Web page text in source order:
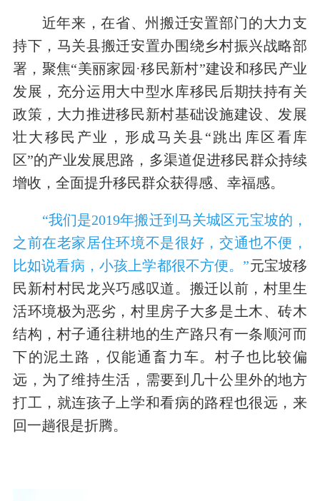
近年来，在省、州搬迁安置部门的大力支
持下，马关县搬迁安置办围绕乡村振兴战略部
署，聚焦“美丽家园·移民新村”建设和移民产业
发展，充分运用大中型水库移民后期扶持有关
政策，大力推进移民新村基础设施建设、发展
壮大移民产业，形成马关县“跳出库区看库
区”的产业发展思路，多渠道促进移民群众持续
增收，全面提升移民群众获得感、幸福感。
“我们是2019年搬迁到马关城区元宝坡的，
之前在老家居住环境不是很好，交通也不便，
比如说看病，小孩上学都很不方便。”元宝坡移
民新村村民龙兴巧感叹道。搬迁以前，村里生
活环境极为恶劣，村里房子大多是土木、砖木
结构，村子通往耕地的生产路只有一条顺河而
下的泥土路，仅能通畜力车。村子也比较偏
远，为了维持生活，需要到几十公里外的地方
打工，就连孩子上学和看病的路程也很远，来
回一趟很是折腾。